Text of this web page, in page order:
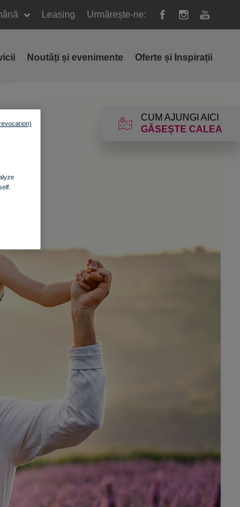
Leasing Urmărește-ne:
CUM AJUNGI AICI
GĂSEȘTE CALEA
Noutăți și evenimente Oferte și Inspirații